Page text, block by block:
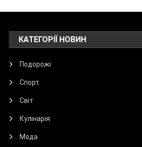
КАТЕГОРІЇ НОВИН
Подорожі
Спорт
Світ
Кулінарія
Мода